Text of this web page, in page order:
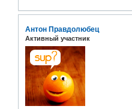
Антон Правдолюбец
Активный участник